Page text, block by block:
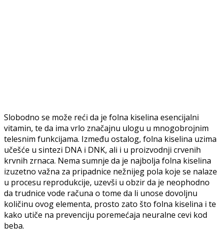
Slobodno se može reći da je folna kiselina esencijalni
vitamin, te da ima vrlo značajnu ulogu u mnogobrojnim
telesnim funkcijama. Između ostalog, folna kiselina uzima
učešće u sintezi DNA i DNK, ali i u proizvodnji crvenih
krvnih zrnaca. Nema sumnje da je najbolja folna kiselina
izuzetno važna za pripadnice nežnijeg pola koje se nalaze
u procesu reprodukcije, uzevši u obzir da je neophodno
da trudnice vode računa o tome da li unose dovoljnu
količinu ovog elementa, prosto zato što folna kiselina i te
kako utiče na prevenciju poremećaja neuralne cevi kod
beba.